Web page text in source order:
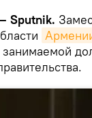
Sputnik.